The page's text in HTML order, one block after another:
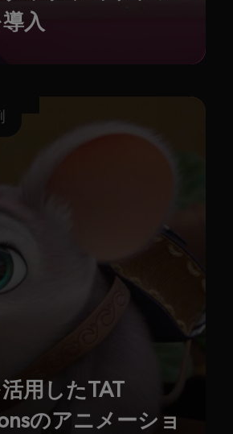
入
用したTAT
のアニメーショ